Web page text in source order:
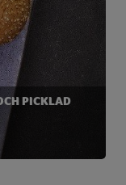
PICKLAD